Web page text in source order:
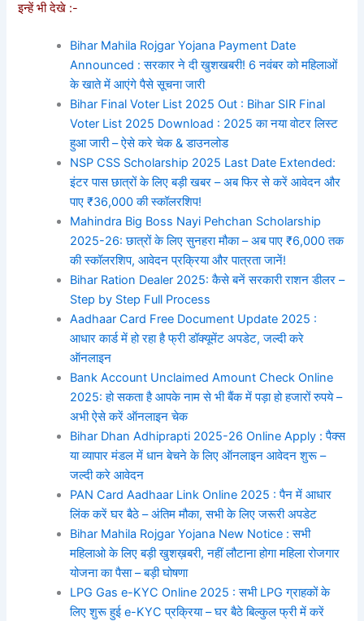
इन्हें भी देखे :-
Bihar Mahila Rojgar Yojana Payment Date
Announced : सरकार ने दी खुशखबरी! 6 नवंबर को महिलाओं
के खाते में आएंगे पैसे सूचना जारी
Bihar Final Voter List 2025 Out : Bihar SIR Final
Voter List 2025 Download : 2025 का नया वोटर लिस्ट
हुआ जारी – ऐसे करे चेक & डाउनलोड
NSP CSS Scholarship 2025 Last Date Extended:
इंटर पास छात्रों के लिए बड़ी खबर – अब फिर से करें आवेदन और
पाए ₹36,000 की स्कॉलरशिप!
Mahindra Big Boss Nayi Pehchan Scholarship
2025-26: छात्रों के लिए सुनहरा मौका – अब पाए ₹6,000 तक
की स्कॉलरशिप, आवेदन प्रक्रिया और पात्रता जानें!
Bihar Ration Dealer 2025: कैसे बनें सरकारी राशन डीलर –
Step by Step Full Process
Aadhaar Card Free Document Update 2025 :
आधार कार्ड में हो रहा है फ्री डॉक्यूमेंट अपडेट, जल्दी करे
ऑनलाइन
Bank Account Unclaimed Amount Check Online
2025: हो सकता है आपके नाम से भी बैंक में पड़ा हो हजारों रुपये –
अभी ऐसे करें ऑनलाइन चेक
Bihar Dhan Adhiprapti 2025-26 Online Apply : पैक्स
या व्यापार मंडल में धान बेचने के लिए ऑनलाइन आवेदन शुरू –
जल्दी करे आवेदन
PAN Card Aadhaar Link Online 2025 : पैन में आधार
लिंक करें घर बैठे – अंतिम मौका, सभी के लिए जरूरी अपडेट
Bihar Mahila Rojgar Yojana New Notice : सभी
महिलाओ के लिए बड़ी खुशख़बरी, नहीं लौटाना होगा महिला रोजगार
योजना का पैसा – बड़ी घोषणा
LPG Gas e-KYC Online 2025 : सभी LPG ग्राहकों के
लिए शुरू हुई e-KYC प्रक्रिया – घर बैठे बिल्कुल फ्री में करें